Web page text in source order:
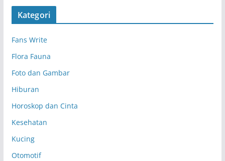
s
Kategori
Fans Write
Flora Fauna
Foto dan Gambar
Hiburan
Horoskop dan Cinta
Kesehatan
Kucing
Otomotif